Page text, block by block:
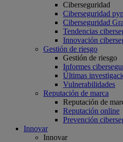
Ciberseguridad
Ciberseguridad
Ciberseguridad
Tendencias
Innovación
Gestión de riesgo
Gestión de riesgo
Informes
Últimas
Vulnerabilidades
Reputación de marca
Reputación de
Reputación online
Prevención
Innovar
Innovar